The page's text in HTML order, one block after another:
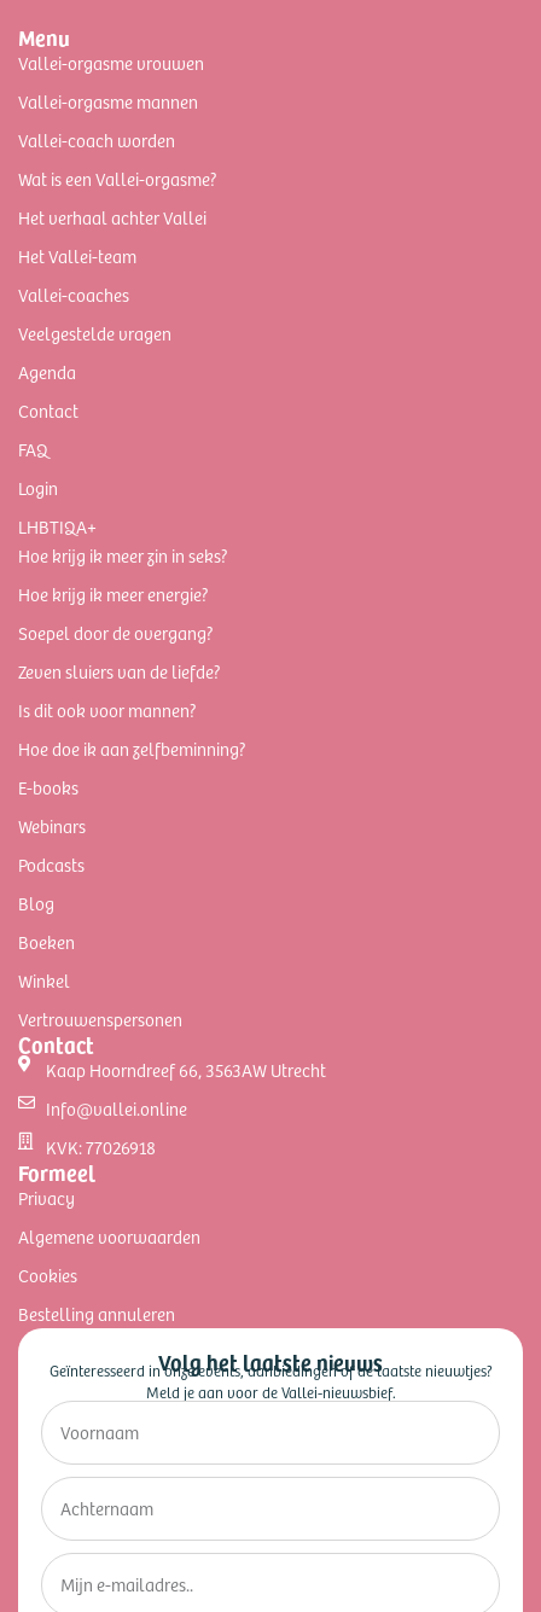
Menu
Vallei-orgasme vrouwen
Vallei-orgasme mannen
Vallei-coach worden
Wat is een Vallei-orgasme?
Het verhaal achter Vallei
Het Vallei-team
Vallei-coaches
Veelgestelde vragen
Agenda
Contact
FAQ
Login
LHBTIQA+
Hoe krijg ik meer zin in seks?
Hoe krijg ik meer energie?
Soepel door de overgang?
Zeven sluiers van de liefde?
Is dit ook voor mannen?
Hoe doe ik aan zelfbeminning?
E-books
Webinars
Podcasts
Blog
Boeken
Winkel
Vertrouwenspersonen
Contact
Kaap Hoorndreef 66, 3563AW Utrecht
Info@vallei.online
KVK: 77026918
Formeel
Privacy
Algemene voorwaarden
Cookies
Bestelling annuleren
Volg het laatste nieuws
Geïnteresseerd in onze events, aanbiedingen of de laatste nieuwtjes?
Meld je aan voor de Vallei-nieuwsbief.